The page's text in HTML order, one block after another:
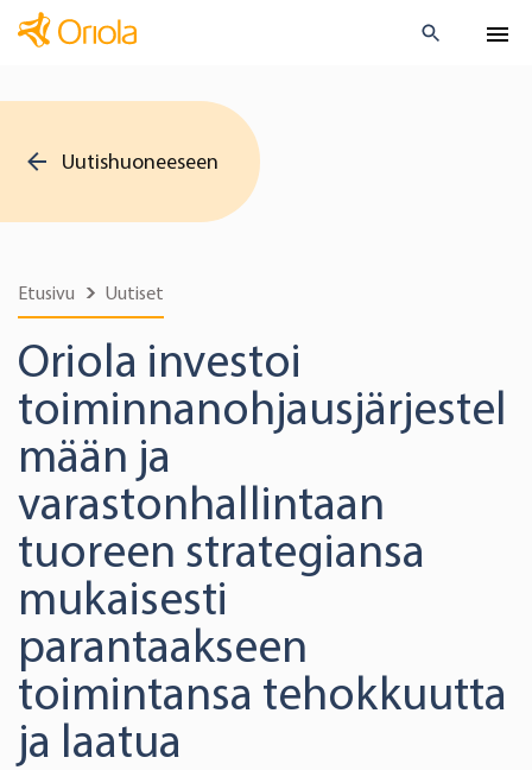
Uutishuoneeseen
Etusivu Uutiset
Oriola investoi
toiminnanohjausjärjestel
mään ja
varastonhallintaan
tuoreen strategiansa
mukaisesti
parantaakseen
toimintansa tehokkuutta
ja laatua